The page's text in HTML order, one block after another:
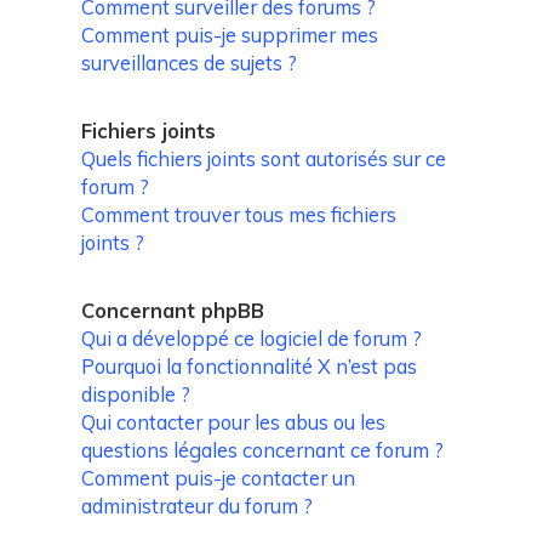
Comment surveiller des forums ?
Comment puis-je supprimer mes
surveillances de sujets ?
Fichiers joints
Quels fichiers joints sont autorisés sur ce
forum ?
Comment trouver tous mes fichiers
joints ?
Concernant phpBB
Qui a développé ce logiciel de forum ?
Pourquoi la fonctionnalité X n’est pas
disponible ?
Qui contacter pour les abus ou les
questions légales concernant ce forum ?
Comment puis-je contacter un
administrateur du forum ?